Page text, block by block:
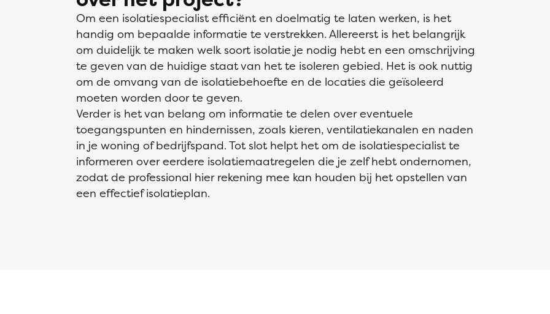
Om een isolatiespecialist efficiënt en doelmatig te laten werken, is het
handig om bepaalde informatie te verstrekken. Allereerst is het belangrijk
om duidelijk te maken welk soort isolatie je nodig hebt en een omschrijving
te geven van de huidige staat van het te isoleren gebied. Het is ook nuttig
om de omvang van de isolatiebehoefte en de locaties die geïsoleerd
moeten worden door te geven.
Verder is het van belang om informatie te delen over eventuele
toegangspunten en hindernissen, zoals kieren, ventilatiekanalen en naden
in je woning of bedrijfspand. Tot slot helpt het om de isolatiespecialist te
informeren over eerdere isolatiemaatregelen die je zelf hebt ondernomen,
zodat de professional hier rekening mee kan houden bij het opstellen van
een effectief isolatieplan.